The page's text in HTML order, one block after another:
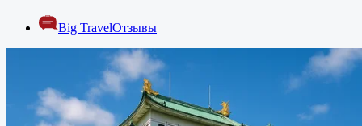
Big TravelОтзывы